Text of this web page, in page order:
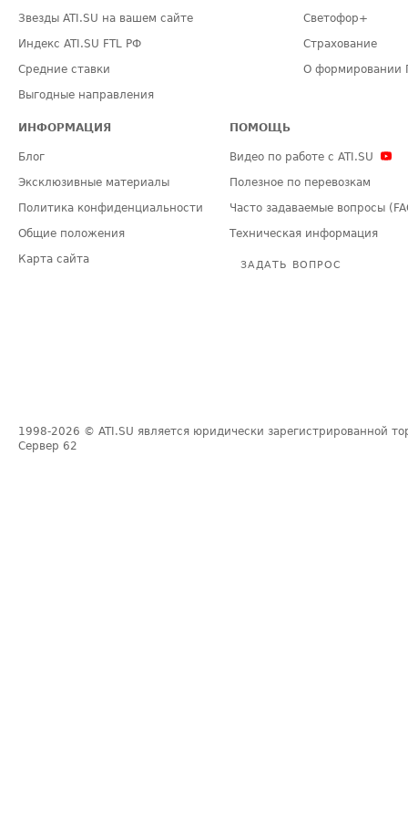
Звезды ATI.SU на вашем сайте
Индекс ATI.SU FTL РФ
Средние ставки
Выгодные направления
Светофор+
Страхование
О формировании
ИНФОРМАЦИЯ
Блог
Эксклюзивные материалы
Политика конфиденциальности
Общие положения
Карта сайта
ПОМОЩЬ
Видео по работе с ATI.SU
Полезное по перевозкам
Часто задаваемые вопросы
Техническая информация
ЗАДАТЬ ВОПРОС
1998-2026 © ATI.SU является юридически зарегистрированной
Сервер 62